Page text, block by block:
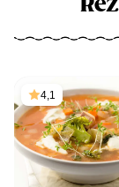
4,1